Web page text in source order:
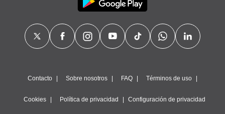
Contacto Sobre nosotros FAQ Términos de uso
Cookies Política de privacidad Configuración de privacidad